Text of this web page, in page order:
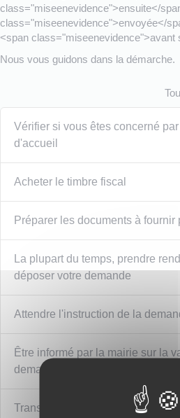
class="miseenevidence">ensuite</
class="miseenevidence">envoyée</
<span class="miseenevidence">avant
Nous vous guidons dans la démarche.
Vérifier si vous êtes concerné
d'accueil
Acheter le timbre fiscal
Préparer les documents à fournir
La plupart du temps, prendre
déposer votre demande
Attendre l'instruction de la
Être informé par la mairie sur la
demande
Transmettre l'attestation d'accueil